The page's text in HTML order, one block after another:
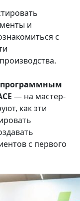
и
с
программным
— на мастер-
как эти
с первого